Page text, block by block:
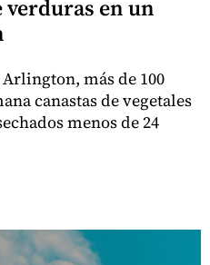
verduras en un
más de 100
canastas de vegetales
menos de 24